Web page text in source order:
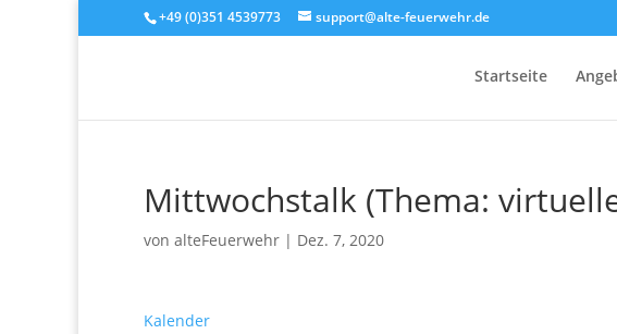
+49 (0)351 4539773 support@alte-feuerwehr.de
Startseite
Mittwochstalk (Thema:
von alteFeuerwehr | Dez. 7, 2020
Kalender